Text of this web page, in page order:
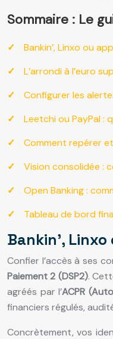
Sommaire : Le
Bankin’, Linxo ou
L’arrondi à l’euro
Configurer les
Leetchi ou PayPal :
Comment repérer
Vision consolidée :
Open Banking :
Tableau de bord
Bankin’,
Confier l’accès à ses
Paiement 2 (DSP2).
agréés par l’ACPR
financiers régulés,
Concrètement, vos